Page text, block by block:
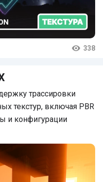
338
трассировки
текстур, включая PBR
и конфигурации